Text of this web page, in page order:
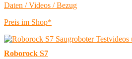
Daten / Videos / Bezug
Preis im Shop*
Roborock S7